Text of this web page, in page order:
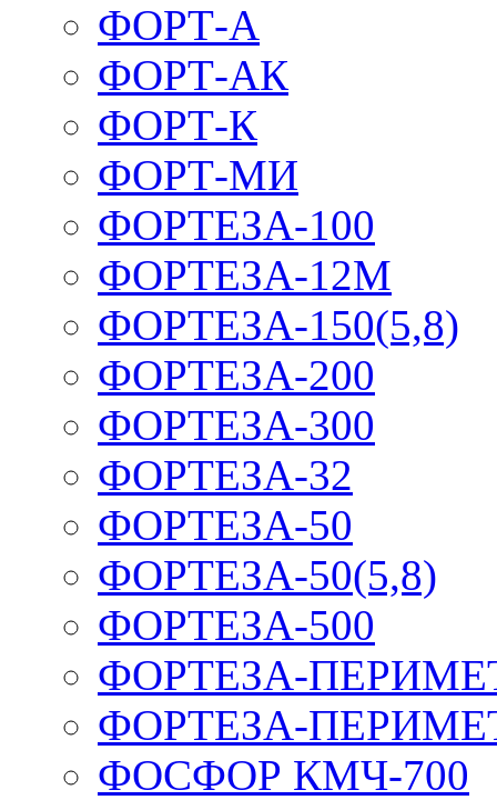
ФОРТ-А
ФОРТ-АК
ФОРТ-К
ФОРТ-МИ
ФОРТЕЗА-100
ФОРТЕЗА-12М
ФОРТЕЗА-150(5,8)
ФОРТЕЗА-200
ФОРТЕЗА-300
ФОРТЕЗА-32
ФОРТЕЗА-50
ФОРТЕЗА-50(5,8)
ФОРТЕЗА-500
ФОРТЕЗА-
ФОРТЕЗА-
ФОСФОР КМЧ-700